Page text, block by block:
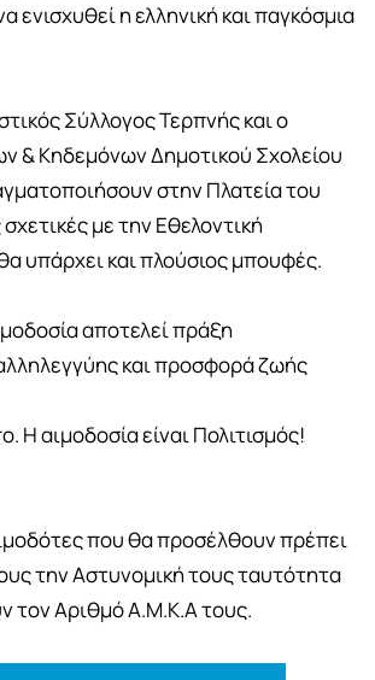
ενισχυθεί η ελληνική και παγκόσμια
Σύλλογος Τερπνής και ο
& Κηδεμόνων Δημοτικού Σχολείου
στην Πλατεία του
με την Εθελοντική
υπάρχει και πλούσιος μπουφές.
αποτελεί πράξη
και προσφορά ζωής
Η αιμοδοσία είναι Πολιτισμός!
που θα προσέλθουν πρέπει
την Αστυνομική τους ταυτότητα
τον Αριθμό Α.Μ.Κ.Α τους.